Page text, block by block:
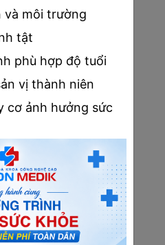
chế độ ăn uống khoa
phát triển toàn diện
và môi trường
tật
phù hợp độ tuổi
vị thành niên
cơ ảnh hưởng sức